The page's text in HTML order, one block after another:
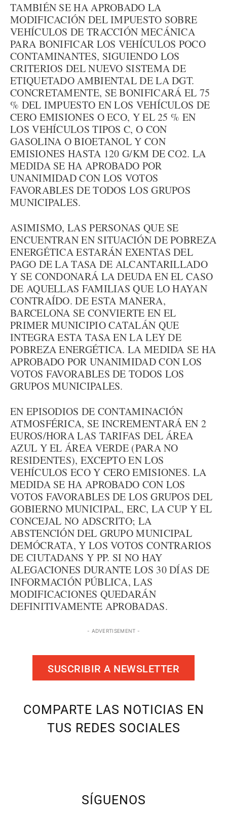
TAMBIÉN SE HA APROBADO LA
MODIFICACIÓN DEL IMPUESTO SOBRE
VEHÍCULOS DE TRACCIÓN MECÁNICA
PARA BONIFICAR LOS VEHÍCULOS POCO
CONTAMINANTES, SIGUIENDO LOS
CRITERIOS DEL NUEVO SISTEMA DE
ETIQUETADO AMBIENTAL DE LA DGT.
CONCRETAMENTE, SE BONIFICARÁ EL 75
% DEL IMPUESTO EN LOS VEHÍCULOS DE
CERO EMISIONES O ECO, Y EL 25 % EN
LOS VEHÍCULOS TIPOS C, O CON
GASOLINA O BIOETANOL Y CON
EMISIONES HASTA 120 G/KM DE CO2. LA
MEDIDA SE HA APROBADO POR
UNANIMIDAD CON LOS VOTOS
FAVORABLES DE TODOS LOS GRUPOS
MUNICIPALES.
ASIMISMO, LAS PERSONAS QUE SE
ENCUENTRAN EN SITUACIÓN DE POBREZA
ENERGÉTICA ESTARÁN EXENTAS DEL
PAGO DE LA TASA DE ALCANTARILLADO
Y SE CONDONARÁ LA DEUDA EN EL CASO
DE AQUELLAS FAMILIAS QUE LO HAYAN
CONTRAÍDO. DE ESTA MANERA,
BARCELONA SE CONVIERTE EN EL
PRIMER MUNICIPIO CATALÁN QUE
INTEGRA ESTA TASA EN LA LEY DE
POBREZA ENERGÉTICA. LA MEDIDA SE HA
APROBADO POR UNANIMIDAD CON LOS
VOTOS FAVORABLES DE TODOS LOS
GRUPOS MUNICIPALES.
EN EPISODIOS DE CONTAMINACIÓN
ATMOSFÉRICA, SE INCREMENTARÁ EN 2
EUROS/HORA LAS TARIFAS DEL ÁREA
AZUL Y EL ÁREA VERDE (PARA NO
RESIDENTES), EXCEPTO EN LOS
VEHÍCULOS ECO Y CERO EMISIONES. LA
MEDIDA SE HA APROBADO CON LOS
VOTOS FAVORABLES DE LOS GRUPOS DEL
GOBIERNO MUNICIPAL, ERC, LA CUP Y EL
CONCEJAL NO ADSCRITO; LA
ABSTENCIÓN DEL GRUPO MUNICIPAL
DEMÓCRATA, Y LOS VOTOS CONTRARIOS
DE CIUTADANS Y PP. SI NO HAY
ALEGACIONES DURANTE LOS 30 DÍAS DE
INFORMACIÓN PÚBLICA, LAS
MODIFICACIONES QUEDARÁN
DEFINITIVAMENTE APROBADAS.
- ADVERTISEMENT -
SUSCRIBIR A NEWSLETTER
COMPARTE LAS NOTICIAS EN
TUS REDES SOCIALES
SÍGUENOS